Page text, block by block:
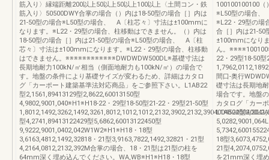
筋入り〉縁端距離200以上50以上50以上100以上〈土間コン・鉄
筋入り〉50500DWY合掌の場合（）内は18-50型の場合［］内は
21-50型の場合※L50型の場合、 A〔柱芯々〕寸法は±100mmに
なります。※L22・29型の場合、柱移動はできません。（）内は
18-50型の場合［］内は21-50型の場合※L50型の場合、 A〔柱
芯々〕寸法は±100mmになります。※L22・29型の場合、柱移動
はできません。※※※※※※※※※※※※DWDWDW500DL※基礎寸法は
長期地耐力100kN/㎡相当（側面地耐力も100kN/㎡）の場合で
す。地盤の条件により基礎サイズが変わるため、詳細はカタロ
グ「カーポート建築基準法対応商品」をご参照下さい。L1AB22
型2,1561,89413129型2,8622,60013150型
4,9802,9001,040※H1※H18-22・29型18-50型21-22・29型21-50型
型4,2741,89413122429型5,6862,60013122450型
9,9222,9001,0402,042W1W2※H1※H18・18型
3,6163,4812,1492,32818・21型3,9163,7822,1492,32821・21型
4,2164,0812,2132,392M合掌の場合、18・21型は21型の柱を
64mm深く埋め込んでください。WA,WB※H1※H18・18型
100100100100（
※L50型の場合、
※L22・29型の場
合［］内は21-
±100mmになり
ん。
22・29型18-50型
間口-奥行
礎寸法は長期地
場合です。地盤
カタログ「カー
L1AB22型
18型
21型
を21mm深く埋